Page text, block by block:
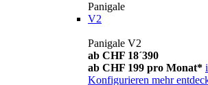
Panigale
V2
Panigale V2
ab CHF 18´390
ab CHF 199 pro Monat* i
Konfigurieren mehr